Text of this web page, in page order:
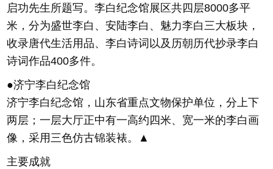
启功先生所题写。李白纪念馆展区共四层8000多平
米，分为盛世李白、安陆李白、魅力李白三大板块，
收录唐代生活用品、李白诗词以及历朝历代抄录李白
诗词作品400多件。
●济宁李白纪念馆
济宁李白纪念馆，山东省重点文物保护单位，分上下
两层；一层大厅正中有一高约四米、宽一米的李白画
像，采用三色仿古锦装裱。▲
主要成就